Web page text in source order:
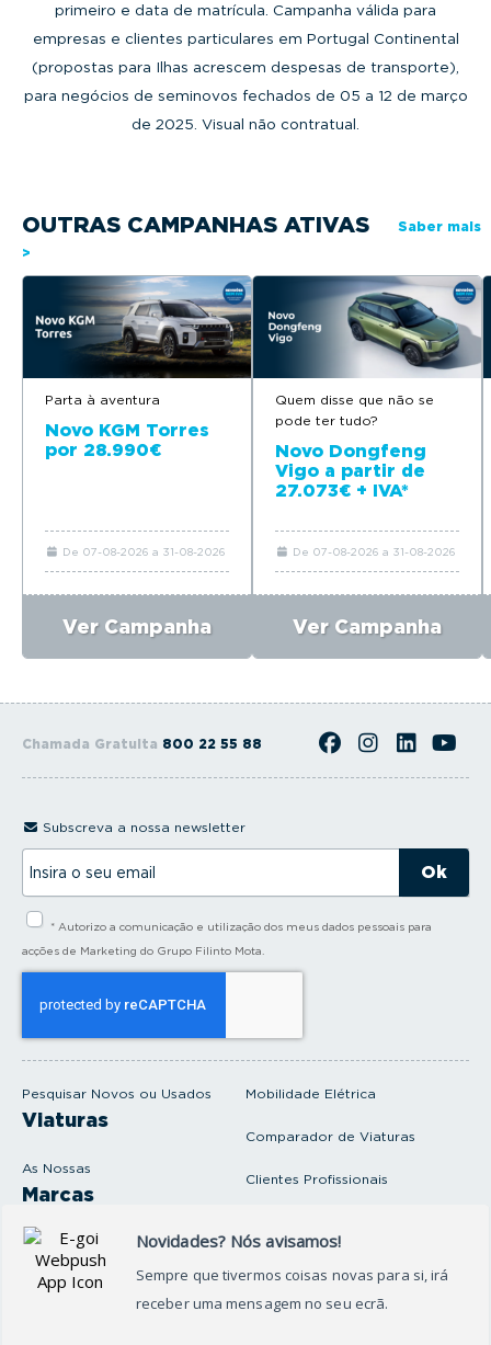
primeiro e data de matrícula. Campanha válida para
empresas e clientes particulares em Portugal Continental
(propostas para Ilhas acrescem despesas de transporte),
para negócios de seminovos fechados de 05 a 12 de março
de 2025. Visual não contratual.
OUTRAS CAMPANHAS ATIVAS
Saber mais
>
Parta à aventura
Novo KGM Torres
por 28.990€
De 07-08-2026 a 31-08-2026
Ver Campanha
Quem disse que não se
pode ter tudo?
Novo Dongfeng
Vigo a partir de
27.073€ + IVA*
De 07-08-2026 a 31-08-2026
Ver Campanha
Chamada Gratuita 800 22 55 88
Pesquisar Novos ou Usados
Viaturas
As Nossas
Marcas
Produtos e serviços
Oficina
Mobilidade Elétrica
Comparador de Viaturas
Clientes Profissionais
Seguros Protector
Subscreva a nossa newsletter
s
* Autorizo a comunicação e utilização dos meus dados pessoais para
acções de Marketing do Grupo Filinto Mota.